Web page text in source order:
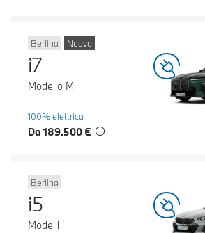
Berlina Nuovo
i7
Modello M
100% elettrica
Da 189.500 €
Berlina
i5
Modelli